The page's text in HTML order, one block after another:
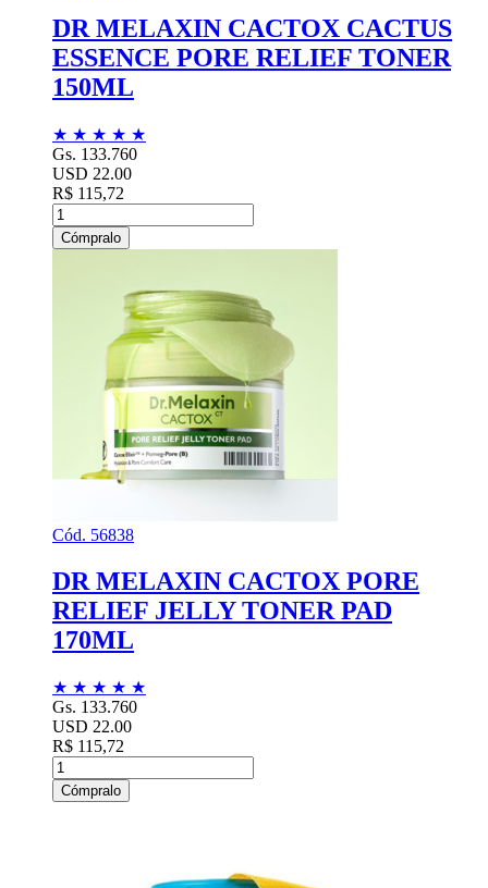
DR MELAXIN CACTOX CACTUS
ESSENCE PORE RELIEF TONER
150ML
★ ★ ★ ★ ★
Gs. 133.760
USD 22.00
R$ 115,72
Cómpralo
Cód. 56838
DR MELAXIN CACTOX PORE
RELIEF JELLY TONER PAD
170ML
★ ★ ★ ★ ★
Gs. 133.760
USD 22.00
R$ 115,72
Cómpralo